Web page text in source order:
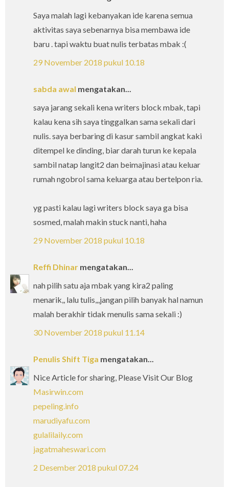
Saya malah lagi kebanyakan ide karena semua
aktivitas saya sebenarnya bisa membawa ide
baru . tapi waktu buat nulis terbatas mbak :(
29 November 2018 pukul 10.18
sabda awal mengatakan...
saya jarang sekali kena writers block mbak, tapi
kalau kena sih saya tinggalkan sama sekali dari
nulis. saya berbaring di kasur sambil angkat kaki
ditempel ke dinding, biar darah turun ke kepala
sambil natap langit2 dan beimajinasi atau keluar
rumah ngobrol sama keluarga atau bertelpon ria.
yg pasti kalau lagi writers block saya ga bisa
sosmed, malah makin stuck nanti, haha
29 November 2018 pukul 10.18
Reffi Dhinar mengatakan...
nah pilih satu aja mbak yang kira2 paling
menarik,, lalu tulis,,,jangan pilih banyak hal namun
malah berakhir tidak menulis sama sekali :)
30 November 2018 pukul 11.14
Penulis Shift Tiga mengatakan...
Nice Article for sharing, Please Visit Our Blog
Masirwin.com
pepeling.info
marudiyafu.com
gulalilaily.com
jagatmaheswari.com
2 Desember 2018 pukul 07.24